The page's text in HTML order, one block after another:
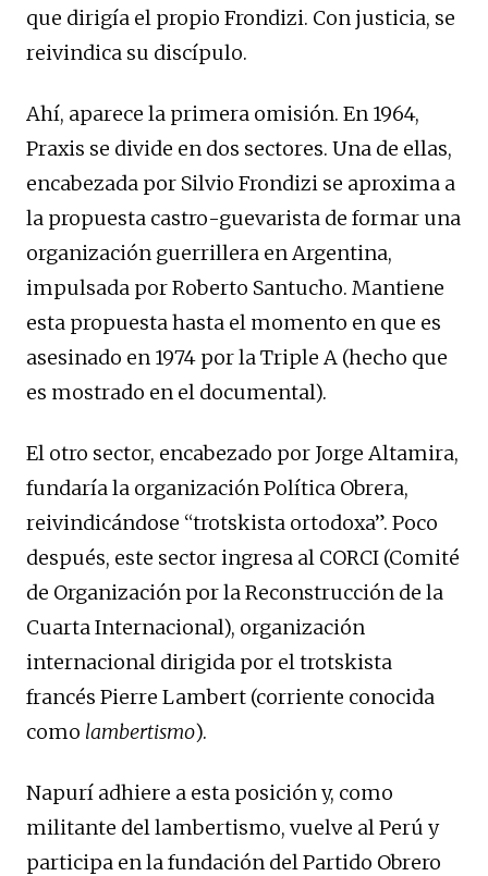
que dirigía el propio Frondizi. Con justicia, se
reivindica su discípulo.
Ahí, aparece la primera omisión. En 1964,
Praxis se divide en dos sectores. Una de ellas,
encabezada por Silvio Frondizi se aproxima a
la propuesta castro-guevarista de formar una
organización guerrillera en Argentina,
impulsada por Roberto Santucho. Mantiene
esta propuesta hasta el momento en que es
asesinado en 1974 por la Triple A (hecho que
es mostrado en el documental).
El otro sector, encabezado por Jorge Altamira,
fundaría la organización Política Obrera,
reivindicándose “trotskista ortodoxa”. Poco
después, este sector ingresa al CORCI (Comité
de Organización por la Reconstrucción de la
Cuarta Internacional), organización
internacional dirigida por el trotskista
francés Pierre Lambert (corriente conocida
como lambertismo).
Napurí adhiere a esta posición y, como
militante del lambertismo, vuelve al Perú y
participa en la fundación del Partido Obrero